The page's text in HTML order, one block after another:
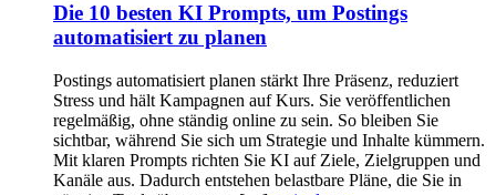
Die 10 besten KI Prompts, um Postings
automatisiert zu planen
Postings automatisiert planen stärkt Ihre Präsenz, reduziert
Stress und hält Kampagnen auf Kurs. Sie veröffentlichen
regelmäßig, ohne ständig online zu sein. So bleiben Sie
sichtbar, während Sie sich um Strategie und Inhalte kümmern.
Mit klaren Prompts richten Sie KI auf Ziele, Zielgruppen und
Kanäle aus. Dadurch entstehen belastbare Pläne, die Sie in